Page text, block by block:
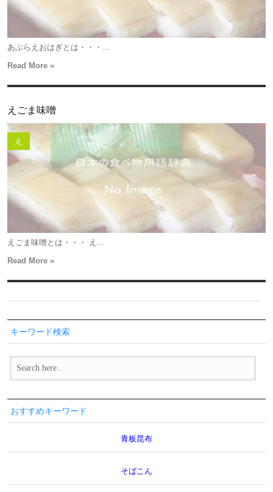
あぶらえおはぎとは・・・...
Read More »
えごま味噌
え
えごま味噌とは・・・ え...
Read More »
キーワード検索
おすすめキーワード
青板昆布
そばこん